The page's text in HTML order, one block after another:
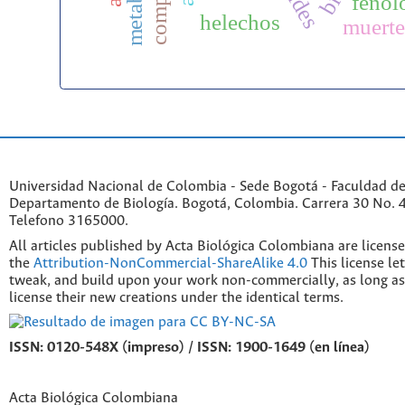
helechos
Universidad Nacional de Colombia - Sede Bogotá - Faculdad
Departamento de Biología. Bogotá, Colombia. Carrera 30 No.
Telefono 3165000.
All articles published by Acta Biológica Colombiana are
the Attribution-NonCommercial-ShareAlike 4.0 This license
tweak, and build upon your work non-commercially, as long
license their new creations under the identical terms.
ISSN: 0120-548X (impreso) / ISSN: 1900-1649 (en línea)
Acta Biológica Colombiana